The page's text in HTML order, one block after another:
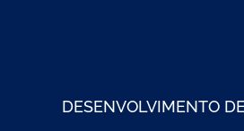
DESENVOLVIMENTO